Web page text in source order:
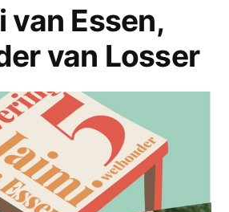
van Essen,
van Losser